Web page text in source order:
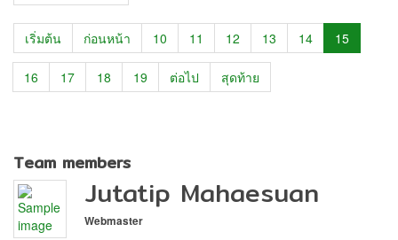
เริ่มต้น ก่อนหน้า 10 11 12 13 14 15
16 17 18 19 ต่อไป สุดท้าย
Team members
Jutatip Mahaesuan
Webmaster